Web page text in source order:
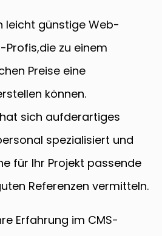
leicht günstige Web-
Profis,die zu einem
Preise eine
können.
sich aufderartiges
spezialisiert und
für Ihr Projekt passende
Referenzen vermitteln.
Erfahrung im CMS-